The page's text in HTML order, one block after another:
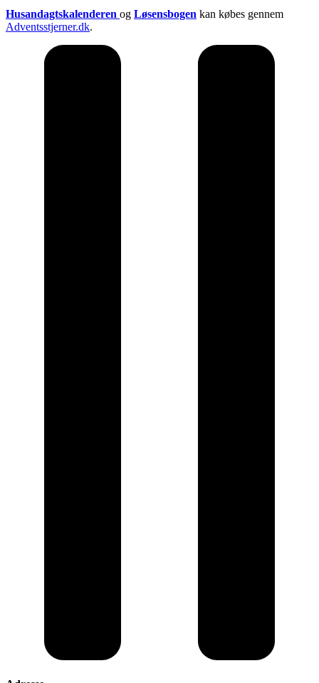
Husandagtskalenderen og Løsensbogen kan købes gennem
Adventsstjerner.dk.